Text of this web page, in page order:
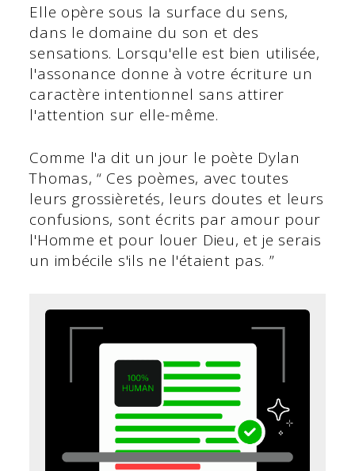
Elle opère sous la surface du sens,
dans le domaine du son et des
sensations. Lorsqu'elle est bien utilisée,
l'assonance donne à votre écriture un
caractère intentionnel sans attirer
l'attention sur elle-même.
Comme l'a dit un jour le poète Dylan
Thomas, “ Ces poèmes, avec toutes
leurs grossièretés, leurs doutes et leurs
confusions, sont écrits par amour pour
l'Homme et pour louer Dieu, et je serais
un imbécile s'ils ne l'étaient pas. ”